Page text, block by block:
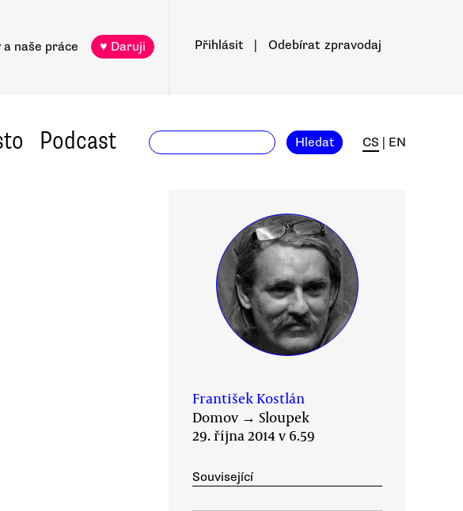
naše práce ♥ Daruji Přihlásit Odebírat zpravodaj
Podcast Hledat CS EN
František Kostlán
Domov → Sloupek
29. října 2014 v 6.59
Související